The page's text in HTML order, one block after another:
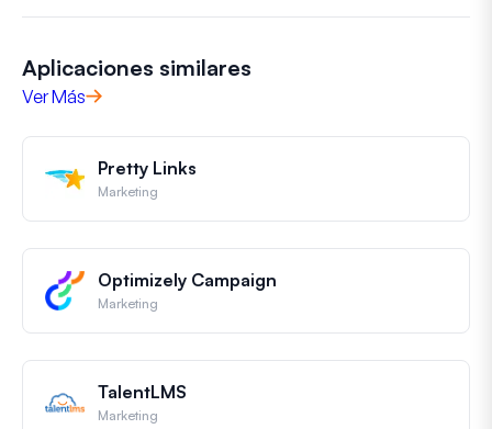
Aplicaciones similares
Ver Más
Pretty Links
Marketing
Optimizely Campaign
Marketing
TalentLMS
Marketing